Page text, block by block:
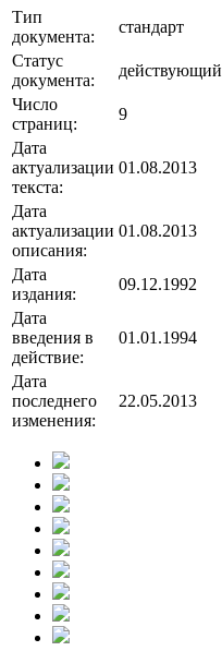
Тип
документа:
стандарт
Статус
документа:
действующий
Число
страниц:
9
Дата
актуализации
текста:
01.08.2013
Дата
актуализации
описания:
01.08.2013
Дата
издания:
09.12.1992
Дата
введения в
действие:
01.01.1994
Дата
последнего
изменения:
22.05.2013